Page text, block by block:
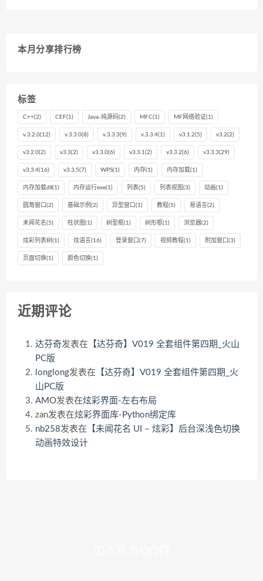
本月分享排行榜
标签
C++(2) CEF(1) Java-纯源码(2) MFC(1) MF网络验证(1)
v.3.2.0(12) v.3.3.0(8) v.3.3.3(9) v.3.3.4(1) v3.1.2(5) v3.2(2)
v3.2.0(2) v3.3(2) v3.3.0(6) v3.3.1 (2) v3.3.2(6) v3.3.3(29)
v3.3.4(16) v3.3.5(7) WPS(1) 内存(1) 内存加载(1)
内存加载dll (1) 内存运行exe(1) 列表(5) 列表视图 (3) 动画(1)
圆角窗口 (2) 基础示例 (2) 异型窗口 (1) 教程(5) 易语言 (2)
未闻花名(5) 柱状图 (1) 树型框(1) 树形框(1) 浏览器(2)
炫彩列表树(1) 炫语言 (16) 登录窗口 (7) 视频教程(1) 附加窗口 (3)
页面切换(1) 颜色切换(1)
近期评论
达芬奇发表在 【达芬奇】V019 全套组件第四期_火山
PC版
longlong发表在 【达芬奇】V019 全套组件第四期_火
山PC版
AMO发表在炫彩界面-左右布局
zan发表在炫彩界面库-Python绑定库
nb258发表在 【未闻花名 UI – 炫彩】后台深浅色切换
动画特效设计